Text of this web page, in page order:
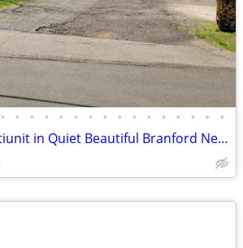
• • • • • • • • • • • • • • • •
Main Floor of Multiunit in Quiet Beautiful Branford Neighborhood